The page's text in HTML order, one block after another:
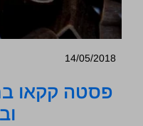
14/05/2018
פסטה קקאו